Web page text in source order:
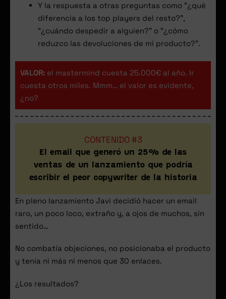
Y la respuesta a otras preguntas como “¿qué
diferencia a los top players del resto?”,
“¿cuándo despedir a alguien?” o “¿cómo
reduzco las devoluciones de mi producto?”.
VALOR: el mastermind cuesta 25.000€ al año. Ir
cuesta otros miles. Mmm… el valor es evidente,
¿no?
CONTENIDO #3
El email que generó un 25% de las
ventas de un lanzamiento que podría
escribir el peor copywriter de la historia
En pleno lanzamiento Javi decidió hacer un email
raro, un poco loco, extraño y, a ojos de muchos, sin
sentido…
No combatía objeciones, no posicionaba el producto
y tenía ni más ni menos que 30 enlaces.
¿Los resultados?